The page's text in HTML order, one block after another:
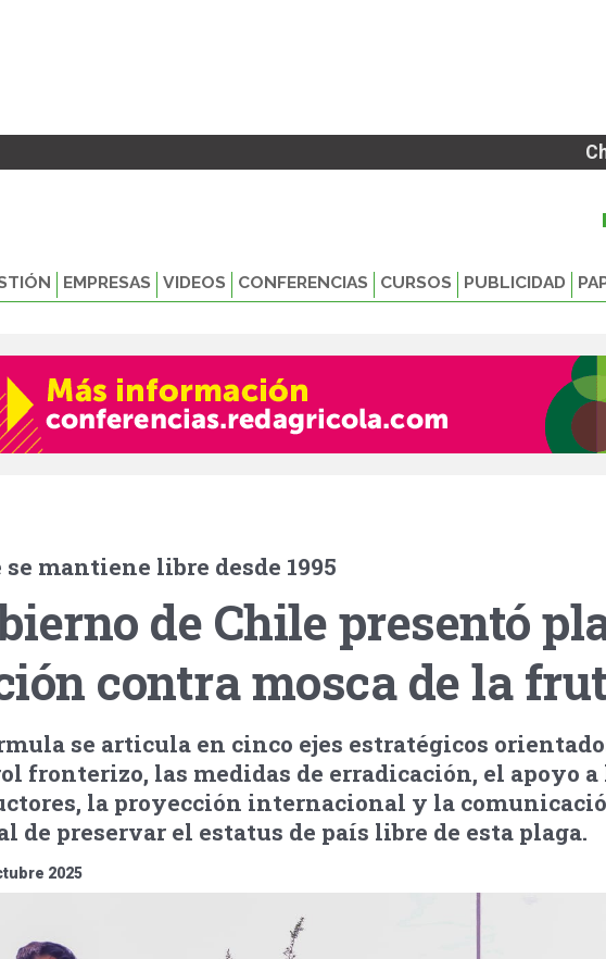
EMPRESAS VIDEOS CONFERENCIAS CURSOS PUBLICIDAD
mantiene libre desde 1995
de Chile presentó
contra mosca de la
se articula en cinco ejes estratégicos
fronterizo, las medidas de erradicación, el apoyo a
la proyección internacional y la
de preservar el estatus de país libre de esta plaga.
2025